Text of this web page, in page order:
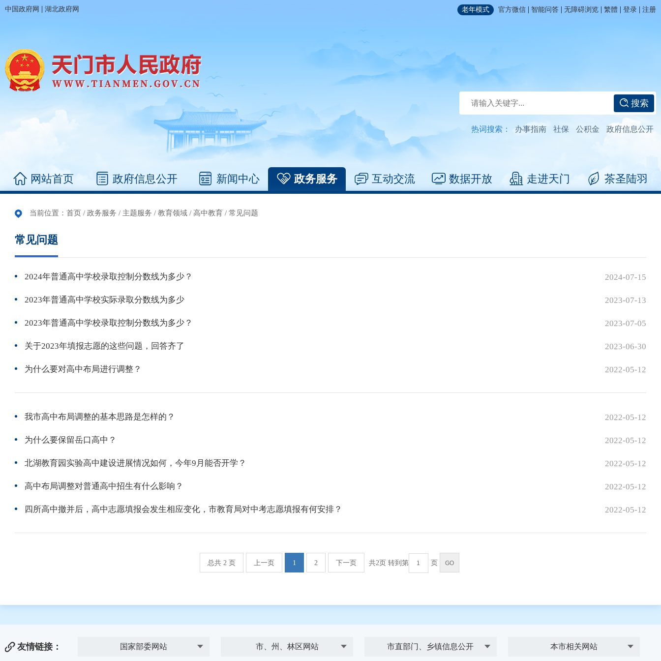
中国政府网 | 湖北政府网 老年模式 官方微信 | 智能问答 | 无障碍浏览 | 繁體 | 登录 | 注册
搜索
热词搜索： 办事指南 社保 公积金 政府信息公开
网站首页 政府信息公开 新闻中心 政务服务 互动交流 数据开放 走进天门 茶圣陆羽
当前位置： 首页 / 政务服务 / 主题服务 / 教育领域 / 高中教育 / 常见问题
常见问题
2024年普通高中学校录取控制分数线为多少？ 2024-07-15
2023年普通高中学校实际录取分数线为多少 2023-07-13
2023年普通高中学校录取控制分数线为多少？ 2023-07-05
关于2023年填报志愿的这些问题，回答齐了 2023-06-30
为什么要对高中布局进行调整？ 2022-05-12
我市高中布局调整的基本思路是怎样的？ 2022-05-12
为什么要保留岳口高中？ 2022-05-12
北湖教育园实验高中建设进展情况如何，今年9月能否开学？ 2022-05-12
高中布局调整对普通高中招生有什么影响？ 2022-05-12
四所高中撤并后，高中志愿填报会发生相应变化，市教育局对中考志愿填报有何安排？ 2022-05-12
总共 2 页 上一页 1 2 下一页 共2页 转到第 页
友情链接： 国家部委网站 市、州、林区网站 市直部门、乡镇信息公开 本市相关网站